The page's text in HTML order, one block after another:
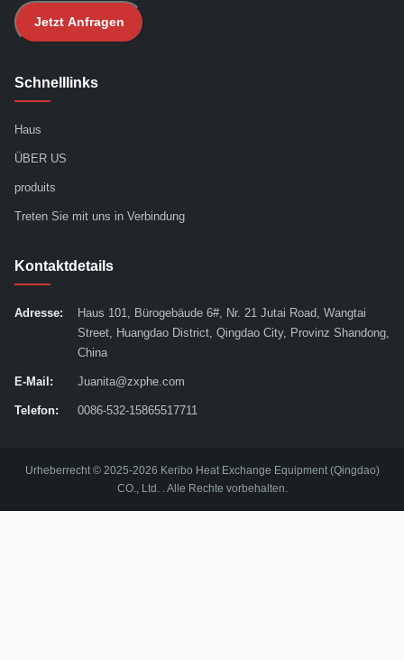
Jetzt Anfragen
Schnelllinks
Haus
ÜBER US
produits
Treten Sie mit uns in Verbindung
Kontaktdetails
Adresse:
Haus 101, Bürogebäude 6#, Nr. 21 Jutai Road, Wangtai
Street, Huangdao District, Qingdao City, Provinz Shandong,
China
E-Mail: Juanita@zxphe.com
Telefon: 0086-532-15865517711
Urheberrecht © 2025-2026 Keribo Heat Exchange Equipment (Qingdao)
CO., Ltd. . Alle Rechte vorbehalten.